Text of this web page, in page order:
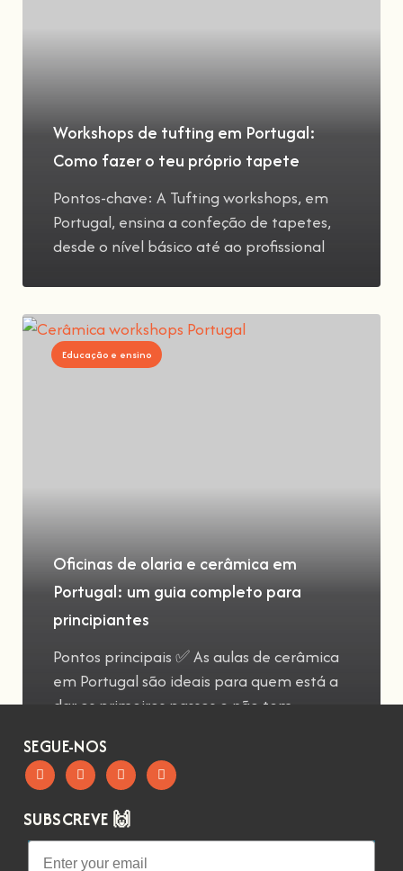
Workshops de tufting em Portugal:
Como fazer o teu próprio tapete
Pontos-chave: A Tufting workshops, em
Portugal, ensina a confeção de tapetes,
desde o nível básico até ao profissional
Educação e ensino
Oficinas de olaria e cerâmica em
Portugal: um guia completo para
principiantes
Pontos principais ✅ As aulas de cerâmica
em Portugal são ideais para quem está a
dar os primeiros passos e não tem
SEGUE-NOS
SUBSCREVE 🙌